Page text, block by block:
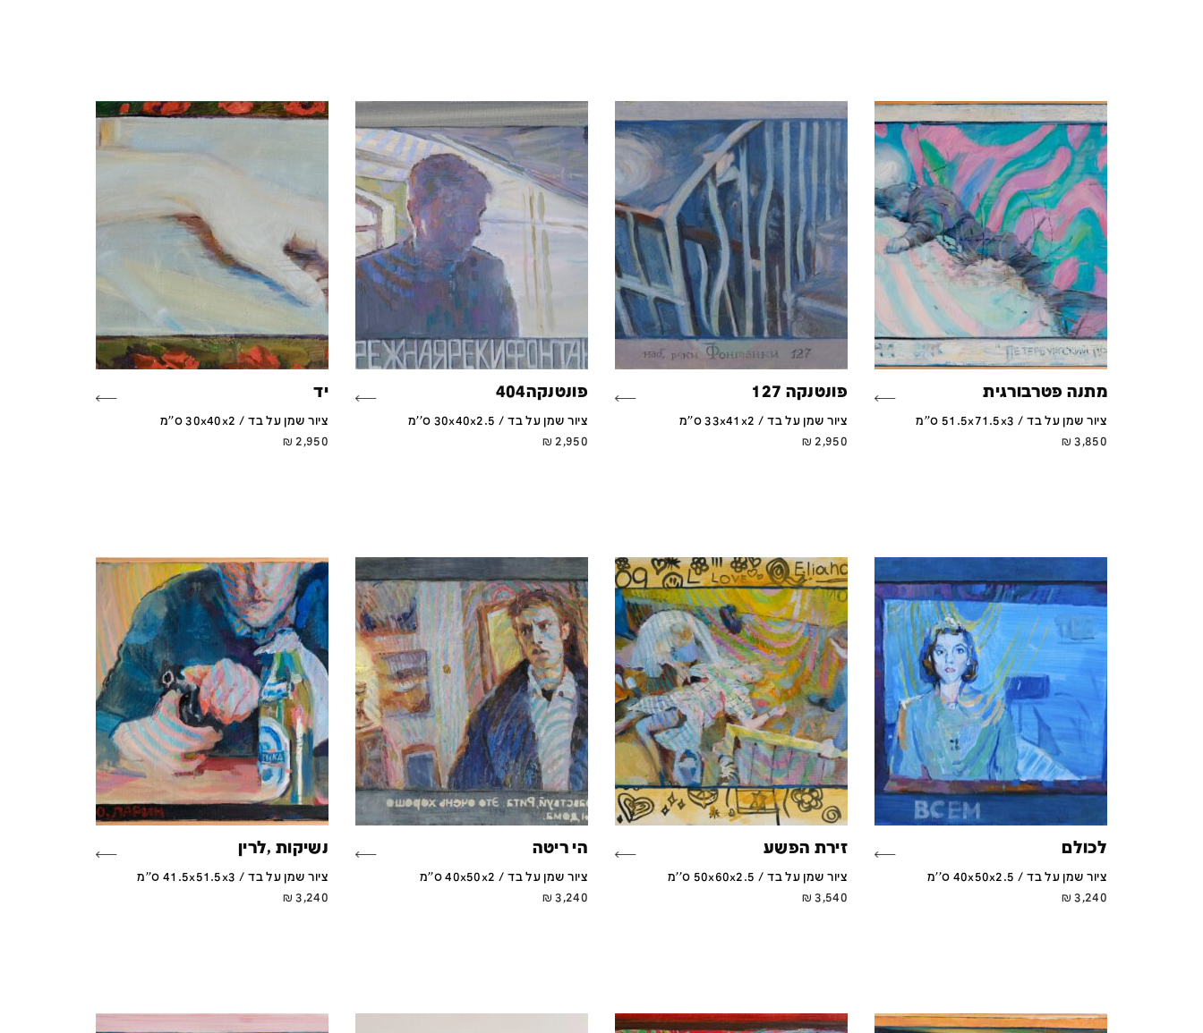
מתנה פטרבורגית
ציור שמן על בד / 51.5x71.5x3 ס''מ
3,850
₪
פונטנקה 127
ציור שמן על בד / 33x41x2 ס''מ
2,950
₪
פונטנקה404
ציור שמן על בד / 30x40x2.5 ס''מ
2,950
₪
יד
ציור שמן על בד / 30x40x2 ס''מ
2,950
₪
לכולם
ציור שמן על בד / 40x50x2.5 ס''מ
3,240
₪
זירת הפשע
ציור שמן על בד / 50x60x2.5 ס''מ
3,540
₪
הי ריטה
ציור שמן על בד / 40x50x2 ס''מ
3,240
₪
נשיקות ,לרין
ציור שמן על בד / 41.5x51.5x3 ס''מ
3,240
₪